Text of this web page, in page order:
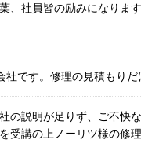
、社員皆の励みになりま
です。修理の見積もり
の説明が足りず、ご不
受講の上ノーリツ様の